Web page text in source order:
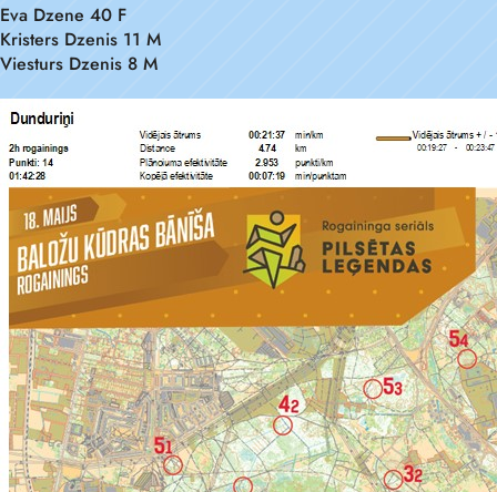
Eva Dzene 40 F
Kristers Dzenis 11 M
Viesturs Dzenis 8 M